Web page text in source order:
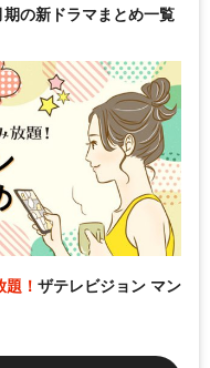
期の新ドラマまとめ一覧
！ ザテレビジョン マン